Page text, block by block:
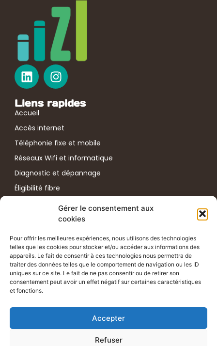
Gérer le consentement aux
cookies
Pour offrir les meilleures expériences, nous utilisons des technologies
telles que les cookies pour stocker et/ou accéder aux informations des
appareils. Le fait de consentir à ces technologies nous permettra de
traiter des données telles que le comportement de navigation ou les ID
uniques sur ce site. Le fait de ne pas consentir ou de retirer son
consentement peut avoir un effet négatif sur certaines caractéristiques
et fonctions.
Accepter
Refuser
Liens rapides
Accueil
Accès internet
Téléphonie fixe et mobile
Réseaux Wifi et informatique
Diagnostic et dépannage
Éligibilité fibre
Test de débit internet
Plus d'informations
ADRESSE
33 Rue des Déportés du 11 Novembre 1943
38100 Grenoble
TÉLÉPHONE
06 52 12 07 14